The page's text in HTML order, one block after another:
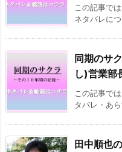
この記事で
ネタバレに
同期のサ
し)営業部
この記事で
タバレ・あ
田中順也